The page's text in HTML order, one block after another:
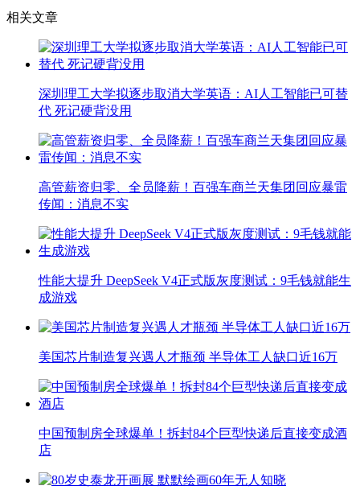
相关文章
深圳理工大学拟逐步取消大学英语：AI人工智能已可替
代 死记硬背没用
高管薪资归零、全员降薪！百强车商兰天集团回应暴雷
传闻：消息不实
性能大提升 DeepSeek V4正式版灰度测试：9毛钱就能生
成游戏
美国芯片制造复兴遇人才瓶颈 半导体工人缺口近16万
中国预制房全球爆单！拆封84个巨型快递后直接变成酒
店